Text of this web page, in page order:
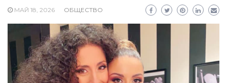
МАЙ 18, 2026 ОБЩЕСТВО